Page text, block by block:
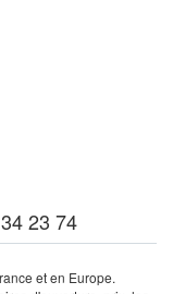
23 74
et en Europe.